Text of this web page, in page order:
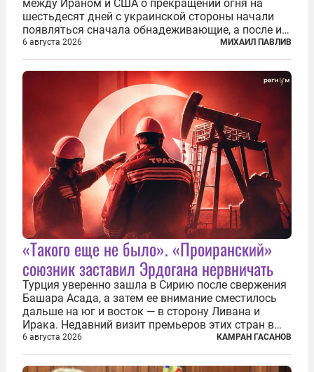
между Ираном и США о прекращении огня на
шестьдесят дней с украинской стороны начали
появляться сначала обнадеживающие, а после и
вовсе бравурные заявления про некий «перелом»
в войне. Вероятно, в сознании первых лиц
киевского режима и стоящих за ними...
6 августа 2026 МИХАИЛ ПАВЛИВ
«Такого еще не было». «Проиранский»
союзник заставил Эрдогана нервничать
Турция уверенно зашла в Сирию после свержения
Башара Асада, а затем ее внимание сместилось
дальше на юг и восток — в сторону Ливана и
Ирака. Недавний визит премьеров этих стран в
Анкару, договоры об участии турецкой компании
TPAO в разработке нефти иракского Киркука и
«Дороги развития» подтверждают...
6 августа 2026 КАМРАН ГАСАНОВ